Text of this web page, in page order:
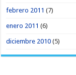
febrero 2011 (7)
enero 2011 (6)
diciembre 2010 (5)